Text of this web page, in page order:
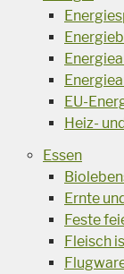
EU-
Heiz-
Essen
Ernte
Feste
Fleisch